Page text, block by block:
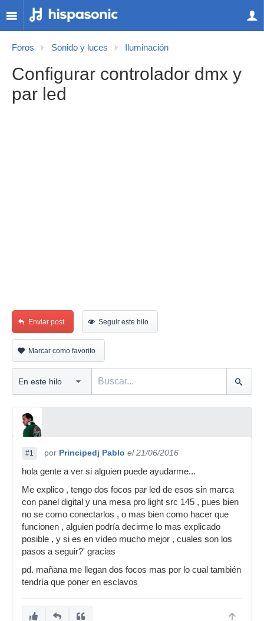
Foros Sonido y luces Iluminación
Configurar controlador dmx y
par led
Enviar post Seguir este hilo
Marcar como favorito
#1 por Principedj Pablo el 21/06/2016
hola gente a ver si alguien puede ayudarme...
Me explico , tengo dos focos par led de esos sin marca
con panel digital y una mesa pro light src 145 , pues bien
no se como conectarlos , o mas bien como hacer que
funcionen , alguien podría decirme lo mas explicado
posible , y si es en vídeo mucho mejor , cuales son los
pasos a seguir?' gracias
pd. mañana me llegan dos focos mas por lo cual también
tendría que poner en esclavos